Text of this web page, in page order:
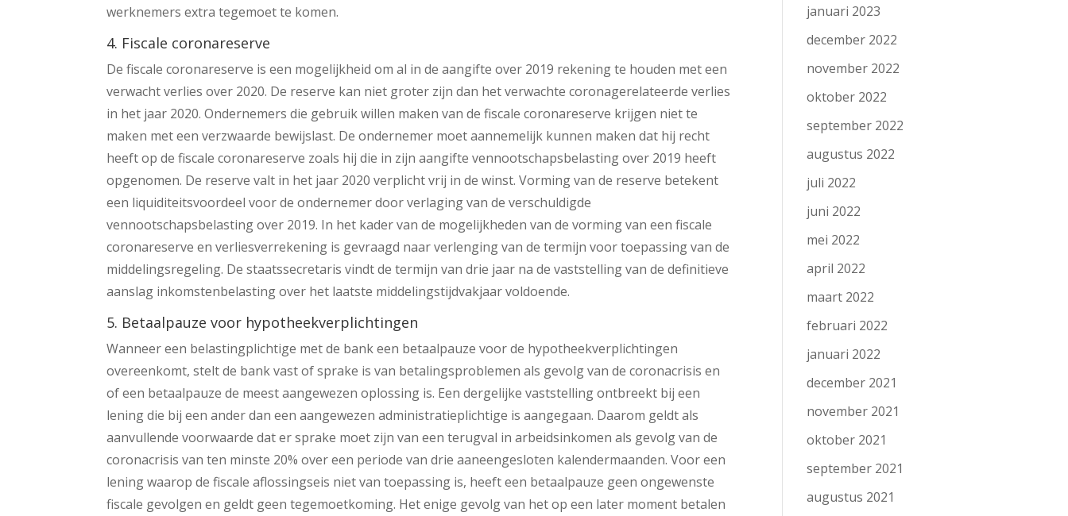
werknemers extra tegemoet te komen.
4. Fiscale coronareserve
De fiscale coronareserve is een mogelijkheid om al in de aangifte over 2019 rekening te houden met een
verwacht verlies over 2020. De reserve kan niet groter zijn dan het verwachte coronagerelateerde verlies
in het jaar 2020. Ondernemers die gebruik willen maken van de fiscale coronareserve krijgen niet te
maken met een verzwaarde bewijslast. De ondernemer moet aannemelijk kunnen maken dat hij recht
heeft op de fiscale coronareserve zoals hij die in zijn aangifte vennootschapsbelasting over 2019 heeft
opgenomen. De reserve valt in het jaar 2020 verplicht vrij in de winst. Vorming van de reserve betekent
een liquiditeitsvoordeel voor de ondernemer door verlaging van de verschuldigde
vennootschapsbelasting over 2019. In het kader van de mogelijkheden van de vorming van een fiscale
coronareserve en verliesverrekening is gevraagd naar verlenging van de termijn voor toepassing van de
middelingsregeling. De staatssecretaris vindt de termijn van drie jaar na de vaststelling van de definitieve
aanslag inkomstenbelasting over het laatste middelingstijdvakjaar voldoende.
5. Betaalpauze voor hypotheekverplichtingen
Wanneer een belastingplichtige met de bank een betaalpauze voor de hypotheekverplichtingen
overeenkomt, stelt de bank vast of sprake is van betalingsproblemen als gevolg van de coronacrisis en
of een betaalpauze de meest aangewezen oplossing is. Een dergelijke vaststelling ontbreekt bij een
lening die bij een ander dan een aangewezen administratieplichtige is aangegaan. Daarom geldt als
aanvullende voorwaarde dat er sprake moet zijn van een terugval in arbeidsinkomen als gevolg van de
coronacrisis van ten minste 20% over een periode van drie aaneengesloten kalendermaanden. Voor een
lening waarop de fiscale aflossingseis niet van toepassing is, heeft een betaalpauze geen ongewenste
fiscale gevolgen en geldt geen tegemoetkoming. Het enige gevolg van het op een later moment betalen
januari 2023
december 2022
november 2022
oktober 2022
september 2022
augustus 2022
juli 2022
juni 2022
mei 2022
april 2022
maart 2022
februari 2022
januari 2022
december 2021
november 2021
oktober 2021
september 2021
augustus 2021